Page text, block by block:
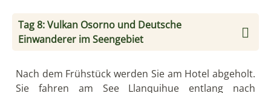
Museum der deutschen Einwanderer weitere
Eindrücke über die beschwerliche Zeit der frühen
Ansiedlungen sammeln